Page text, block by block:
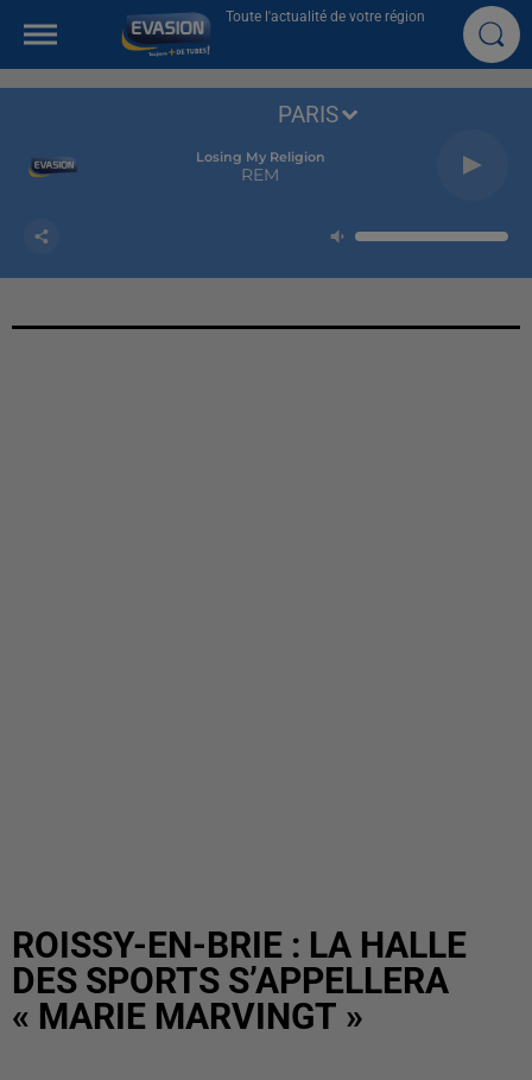
Toute l'actualité de votre région
Losing My Religion
REM
PARIS
ROISSY-EN-BRIE : LA HALLE
DES SPORTS S’APPELLERA
« MARIE MARVINGT »